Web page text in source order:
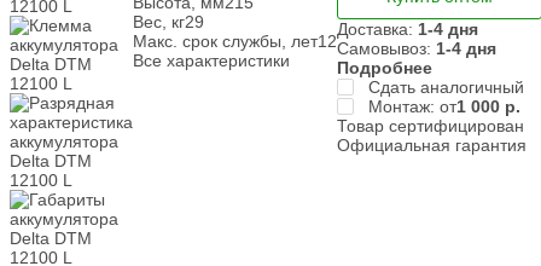
Вес, кг29
Макс. срок службы, лет12
Все характеристики
Доставка: 1-4 дня
Самовывоз: 1-4 дня
Подробнее
Сдать аналогичный
Монтаж: от1 000 р.
Товар сертифицирован
Официальная гарантия